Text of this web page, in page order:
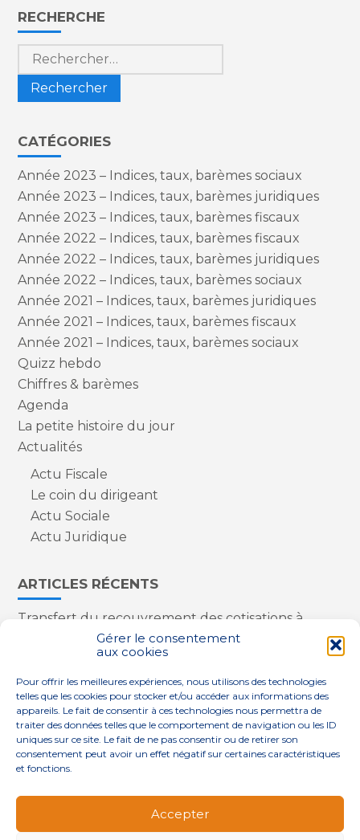
Gérer le consentement
aux cookies
Pour offrir les meilleures expériences, nous utilisons des technologies
telles que les cookies pour stocker et/ou accéder aux informations des
appareils. Le fait de consentir à ces technologies nous permettra de
traiter des données telles que le comportement de navigation ou les ID
uniques sur ce site. Le fait de ne pas consentir ou de retirer son
consentement peut avoir un effet négatif sur certaines caractéristiques
et fonctions.
Accepter
Blog
sidebar
RECHERCHE
Rechercher :
CATÉGORIES
Année 2023 – Indices, taux, barèmes sociaux
Année 2023 – Indices, taux, barèmes juridiques
Année 2023 – Indices, taux, barèmes fiscaux
Année 2022 – Indices, taux, barèmes fiscaux
Année 2022 – Indices, taux, barèmes juridiques
Année 2022 – Indices, taux, barèmes sociaux
Année 2021 – Indices, taux, barèmes juridiques
Année 2021 – Indices, taux, barèmes fiscaux
Année 2021 – Indices, taux, barèmes sociaux
Quizz hebdo
Chiffres & barèmes
Agenda
La petite histoire du jour
Actualités
Actu Fiscale
Le coin du dirigeant
Actu Sociale
Actu Juridique
ARTICLES RÉCENTS
Transfert du recouvrement des cotisations à
l’Urssaf : des nouveautés
Appareils reconditionnés : annulation de la
Contrôle de la qualité de l’air dans les ERP
Industriels : le point sur les dernières évolutions
réglementaires
Footer QUI SOMMES-NOUS ?
NOS SOLUTIONS
ACTUALITÉS CONTACT